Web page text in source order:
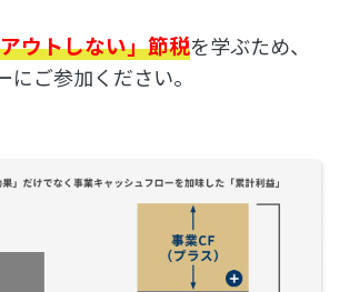
ウトしない」節税を学ぶため、
ご参加ください。